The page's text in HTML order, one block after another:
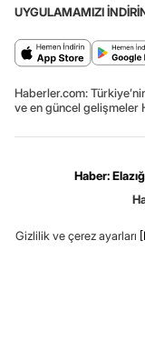
UYGULAMAMIZI
Haberler.com:
ve en güncel gelişmeler
Haber:
Gizlilik ve çerez ayarları